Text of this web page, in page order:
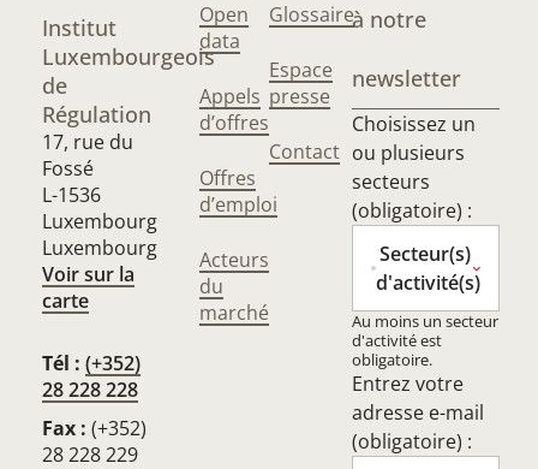
Institut
Luxembourgeois
de
Régulation
17, rue du
Fossé
L-1536
Luxembourg
Luxembourg
Voir sur la
carte
Tél : (+352)
28 228 228
Fax : (+352)
28 228 229
Open
data
Appels
d’offres
Offres
d’emploi
Acteurs
du
marché
Glossaire
Espace
presse
Contact
à notre
newsletter
Choisissez un
ou plusieurs
secteurs
(obligatoire) :
Secteur(s)
d'activité(s)
Au moins un secteur
d'activité est
obligatoire.
Entrez votre
adresse e-mail
(obligatoire) :